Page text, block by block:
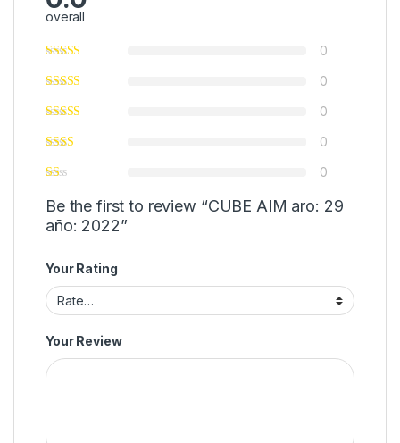
overall
0
0
0
0
0
Be the first to review “CUBE AIM aro: 29
año: 2022”
Your Rating
Your Review